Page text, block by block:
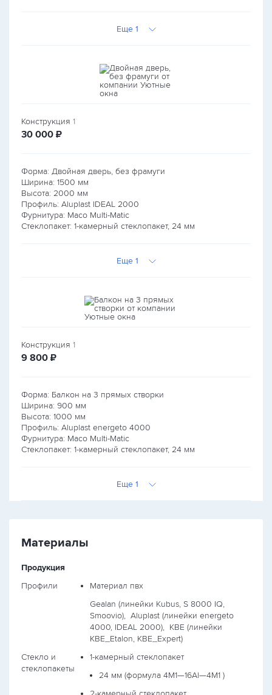
Еще 1
Конструкция 1
30 000 руб.
₽
Форма: Двойная дверь, без фрамуги
Ширина: 1500 мм
Высота: 2000 мм
Профиль: Aluplast IDEAL 2000
Фурнитура: Maco Multi-Matic
Стеклопакет: 1-камерный стеклопакет, 24 мм
Еще 1
Конструкция 1
9 800 руб.
₽
Форма: Балкон на 3 прямых створки
Ширина: 900 мм
Высота: 1000 мм
Профиль: Aluplast energeto 4000
Фурнитура: Maco Multi-Matic
Стеклопакет: 1-камерный стеклопакет, 24 мм
Еще 1
Материалы
Продукция
Профили
Материал пвх
Gealan (линейки Kubus, S 8000 IQ,
Smoovio), Aluplast (линейки energeto
4000, IDEAL 2000), KBE (линейки
KBE_Etalon, KBE_Expert)
Стекло и
стеклопакеты
1-камерный стеклопакет
24 мм (формула 4М1—16Al—4М1 )